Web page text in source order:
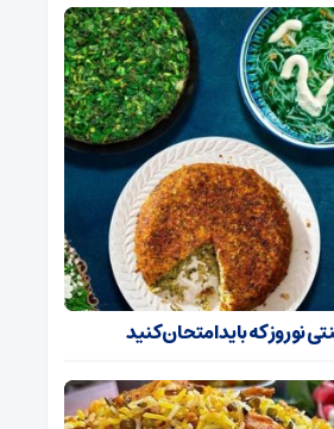
نوروز که باید امتحان کنید